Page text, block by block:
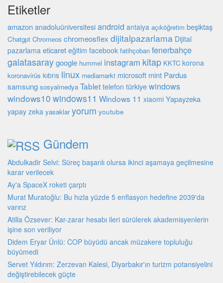
Etiketler
amazon anadoluüniversitesi android antalya açıköğretim beşiktaş
Chatgpt Chromeos chromeosflex dijitalpazarlama Dijital
pazarlama eticaret eğitim facebook fatihçoban fenerbahçe
galatasaraygoogle hummel instagram kitap KKTC korona
koronavirüs kıbrıs linux mediamarkt microsoft mint Pardus
samsung sosyalmedya Tablet telefon türkiyewindows
windows10 windows11 Windows 11 xiaomi Yapayzeka
yapay zeka yasaklar yorum youtube
Gündem
Abdulkadir Selvi: Süreç başarılı olursa ikinci aşamaya geçilmesine
karar verilecek
Ay'a SpaceX roketi çarptı
Murat Muratoğlu: Bu hızla yüzde 5 enflasyon hedefine 2039'da
varırız
Atilla Özsever: Kar-zarar hesabı ileri sürülerek akademisyenlerin
işine son veriliyor
Didem Eryar Ünlü: COP büyüdü ancak müzakere topluluğu
büyümedi
Servet Yıldırım: Zerzevan Kalesi, Diyarbakır'ın turizm potansiyelini
değiştirebilecek güçte